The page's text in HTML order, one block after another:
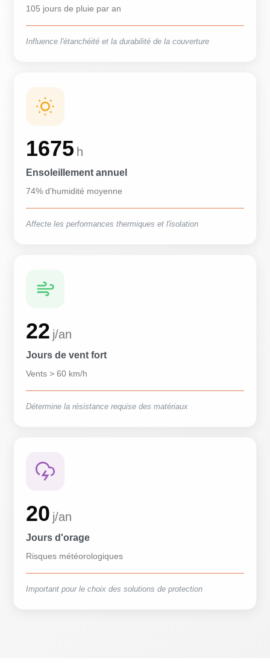
105 jours de pluie par an
Influence l'étanchéité et la durabilité de la couverture
1675 h
Ensoleillement annuel
74% d'humidité moyenne
Affecte les performances thermiques et l'isolation
22 j/an
Jours de vent fort
Vents > 60 km/h
Détermine la résistance requise des matériaux
20 j/an
Jours d'orage
Risques météorologiques
Important pour le choix des solutions de protection